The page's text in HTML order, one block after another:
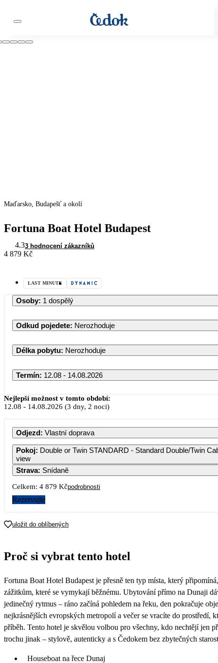
Maďarsko, Budapešť a okolí
Fortuna Boat Hotel Budapest
4.33 hodnocení zákazníků
4 879 Kč
LAST MINUTE
Osoby: 1 dospělý
Odkud pojedete: Nerozhoduje
Délka pobytu: Nerozhoduje
Termín: 12.08 - 14.08.2026
Srpen 2026
PO ÚT ST ČT PÁ SO
1
4 409 4 409
5 029
Nejlepší možnost v tomto období:
12.08 - 14.08.2026 (3 dny, 2 noci)
Odjezd: Vlastní doprava
Pokoj: Double or Twin STANDARD - Standard Double/Twin
view
Strava: Snídaně
Celkem: 4 879 Kčpodrobnosti
Rezervujte
uložit do oblíbených
Proč si vybrat tento hotel
Fortuna Boat Hotel Budapest je přesně ten typ místa, který
zážitkům, které se vymykají běžnému. Ubytování přímo na Dunaji
jedinečný rytmus – ráno začíná pohledem na řeku, den pokračuje
nejkrásnějších evropských metropolí a večer se vracíte do prostředí,
příběh. Tento hotel je skvělou volbou pro všechny, kdo nechtějí jen
trochu jinak – stylově, autenticky a s Čedokem bez zbytečných
Houseboat na řece Dunaj